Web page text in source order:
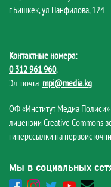
г.Бишкек, ул.Панфилова, 124
Контактные номера:
0 312 961 960,
Эл. почта: mpi@media.kg
ОФ «Институт Медиа Полиси»
лицензии Creative Commons
гиперссылки на
Мы в социальных